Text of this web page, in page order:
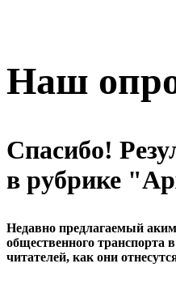
Наш
Спасибо!
в рубрике
Недавно предлагаемый
общественного транспорта
читателей, как они